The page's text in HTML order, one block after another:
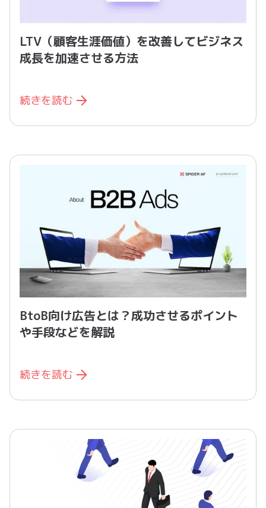
LTV（顧客生涯価値）を改善してビジネス
成長を加速させる方法
続きを読む
BtoB向け広告とは？成功させるポイント
や手段などを解説
続きを読む